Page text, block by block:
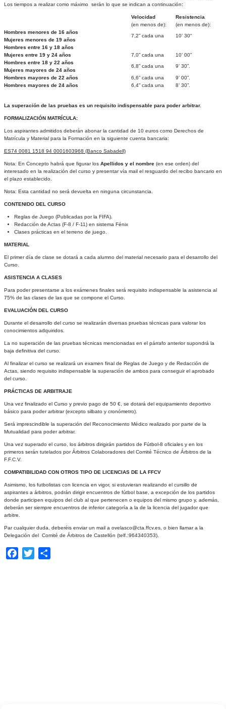
Los tiempos a realizar como máximo serán lo que se indican a continuación:
Velocidad
Resistencia
(en menos de):
(en menos de):
Hombres menores de 16 años
7,2” cada una 10’ 30“
Mujeres menores de 19 años
Hombres entre 16 y 18 años
Mujeres entre 19 y 24 años
7,0” cada una
10’ 00”
Hombres entre 18 y 22 años
6,8” cada una 9’ 30”.
Mujeres mayores de 24 años
Hombres mayores de 22 años
6,6” cada una
9’ 00”.
Hombres mayores de 24 años
6,4” cada una 8’ 30”.
La superación de las pruebas es un requisito indispensable para poder arbitrar.
FORMALIZACIÓN MATRÍCULA:
Los aspirantes admitidos deberán abonar la cantidad de 10 euros como Derechos de
Matrícula y Material para la Formación en la siguiente cuenta bancaria:
ES74 0081 1518 94 0001603968 (Banco Sabadell)
Nota: En Concepto habrá que figurar los Apellidos y el nombre(en ese orden) del
interesado en la realización del curso y presentar vía mail el resguardo del recibo bancario en
el plazo establecido.
Nota: Esta cantidad no será devuelta en ninguna circunstancia.
CONTENIDO DEL CURSO
Reglas de Juego (Publicadas por la FIFA).
Redacción de Actas (F-8 / F-11) en sistema Fénix
Clases prácticas en el terreno de juego.
MATERIAL
El primer día de clase se dotará a cada alumno del material necesario para el desarrollo del
Curso.
ASISTENCIA A CLASES
Para poder presentarse a los exámenes finales será requisito indispensable la asistencia al
75% de las clases de las que se compone el Curso.
EVALUACIÓN DEL CURSO
Durante el desarrollo del curso se realizarán diversas pruebas técnicas para valorar los
conocimientos adquiridos.
La no superación de las pruebas técnicas mencionadas en el párrafo anterior supondrá la
baja definitiva del curso.
Al finalizar el curso se realizará un examen final de Reglas de Juego y de Redacción de
Actas, siendo requisito indispensable la superación de ambos para conseguir el aprobado
del curso.
PRÁCTICAS DE ARBITRAJE
Una vez finalizado el Curso y previo pago de 50 €, se dotará del equipamiento deportivo
básico para poder arbitrar (excepto silbato y cronómetro).
Será imprescindible la superación del Reconocimiento Médico realizado por parte de la
Mutualidad para poder arbitrar.
Una vez superado el curso, los árbitros dirigirán partidos de Fútbol-8 oficiales y en los
primeros serán tutelados por Árbitros Colaboradores del Comité Técnico de Árbitros de la
F.F.C.V.
COMPATIBILIDAD CON OTROS TIPO DE LICENCIAS DE LA FFCV
Asimismo, los futbolistas con licencia en vigor, si estuvieran realizando el cursillo de
aspirantes a árbitros, podrán dirigir encuentros de fútbol base, a excepción de los partidos
donde participen equipos del club al que pertenecen o equipos del mismo grupo y, además,
deberán ser siempre encuentros de inferior categoría a la de la licencia del jugador que
arbitre.
Par cualquier duda, deberéis enviar un mail a ovelasco@cta.ffcv.es, o bien llamar a la
Delegación del Comité de Árbitros de Castellón (telf.:964340353).
Facebook
Twitter